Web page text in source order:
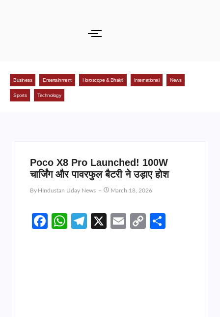
Business Entertainment Horoscope & Bhakti International News
Sports Technology
Poco X8 Pro Launched! 100W
चार्जिंग और पावरफुल बैटरी ने उड़ाए होश
By HIndustan Uday News March 18, 2026
Facebook
WhatsApp
Telegram
X EmailCopy